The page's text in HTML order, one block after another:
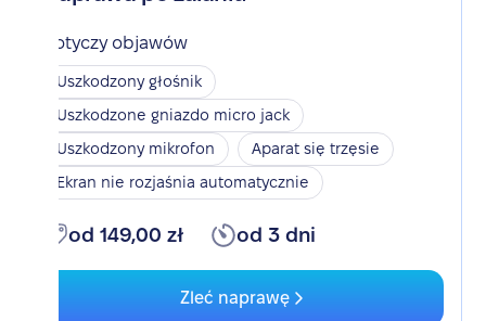
Dotyczy objawów
Uszkodzony głośnik
Uszkodzone gniazdo micro jack
Uszkodzony mikrofon
Aparat się trzęsie
Ekran nie rozjaśnia automatycznie
od 149,00 zł od 3 dni
Zleć naprawę